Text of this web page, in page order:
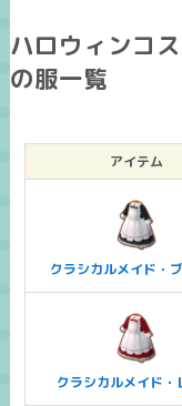
ハロウィンコ
の服一覧
アイテム
クラシカルメイド・
クラシカルメイド・